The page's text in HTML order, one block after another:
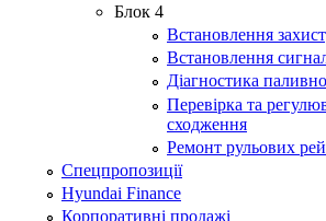
Блок 4
Встановлення
Встановлення
Діагностика
Перевірка та
сходження
Ремонт рульових
Спецпропозиції
Hyundai Finance
Корпоративні продажі